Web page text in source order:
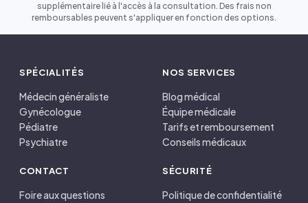
supplémentaire lié à l'accès à la consultation. Des frais non
remboursables peuvent s'appliquer en fonction des options.
SPÉCIALITÉS
Médecin généraliste
Gynécologue
Pédiatre
Psychiatre
NOS SERVICES
Blog médical
Équipe médicale
Tarifs et remboursement
Conseils médicaux
CONTACT
Foire aux questions
SÉCURITÉ
Politique de confidentialité